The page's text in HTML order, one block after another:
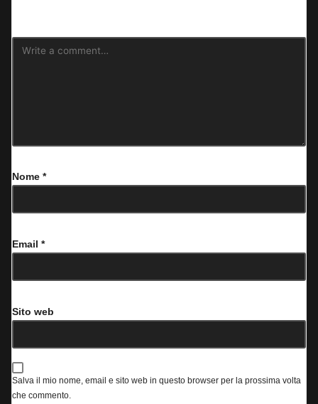
Nome *
Email *
Sito web
Salva il mio nome, email e sito web in questo browser per la prossima volta
che commento.